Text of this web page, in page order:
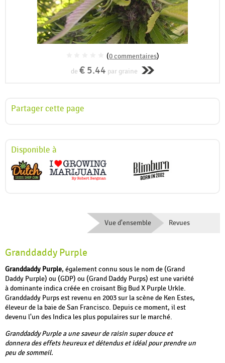
(0 commentaires)
de€ 5.44 par graine
Partager cette page
Disponible à
Vue d'ensemble Revues
Granddaddy Purple
Granddaddy Purple, également connu sous le nom de (Grand
Daddy Purple) ou (GDP) ou (Grand Daddy Purps) est une variété
à dominante indica créée en croisant Big Bud X Purple Urkle.
Granddaddy Purps est revenu en 2003 sur la scène de Ken Estes,
éleveur de la baie de San Francisco. Depuis ce moment, il est
devenu l'un des Indica les plus populaires sur le marché.
Granddaddy Purple a une saveur de raisin super douce et
donnera des effets heureux et détendus et idéal pour prendre un
peu de sommeil.